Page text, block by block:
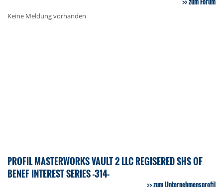
Keine Meldung vorhanden
PROFIL MASTERWORKS VAULT 2 LLC REGISERED SHS OF
BENEF INTEREST SERIES -314-
zum Unternehmensprofil